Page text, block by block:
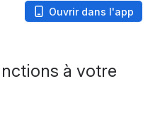
Ouvrir dans l'app
à votre